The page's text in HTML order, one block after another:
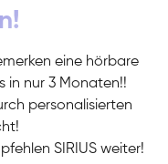
eine hörbare
in nur 3 Monaten!!
personalisierten
SIRIUS weiter!